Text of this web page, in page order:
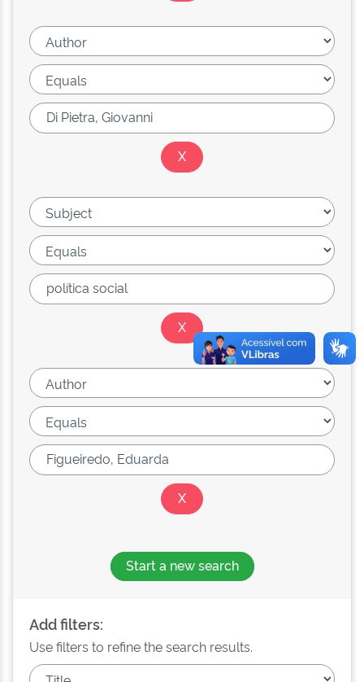
Start a new search
Add filters:
Use filters to refine the search results.